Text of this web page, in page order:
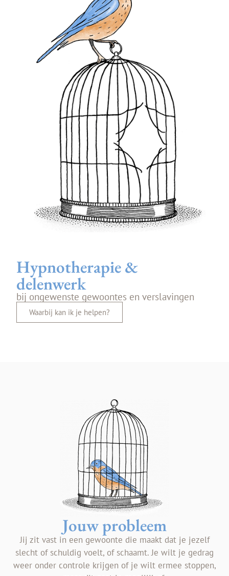
Hypnotherapie &
delenwerk
bij ongewenste gewoontes en verslavingen
Waarbij kan ik je helpen?
Jouw probleem
Jij zit vast in een gewoonte die maakt dat je jezelf
slecht of schuldig voelt, of schaamt. Je wilt je gedrag
weer onder controle krijgen of je wilt ermee stoppen,